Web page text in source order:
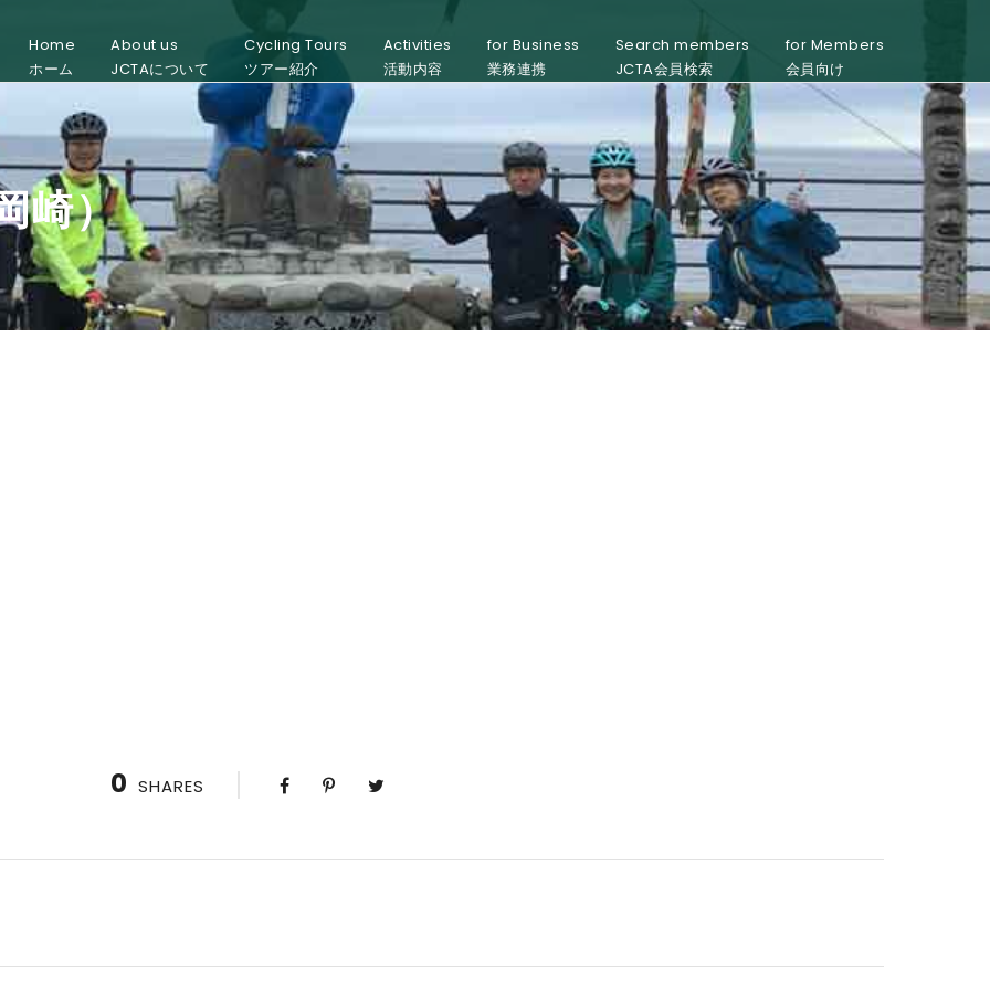
Home
ホーム
About us
JCTAについて
Cycling Tours
ツアー紹介
Activities
活動内容
for Business
業務連携
Search members
JCTA会員検索
for Members
会員向け
崎）
0 SHARES